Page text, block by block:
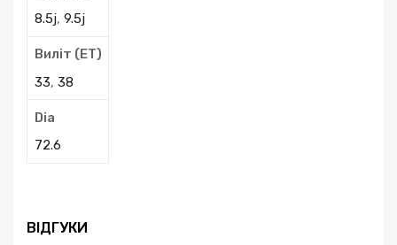
8.5j, 9.5j
Виліт (ЕТ)
33, 38
Dia
72.6
ВІДГУКИ